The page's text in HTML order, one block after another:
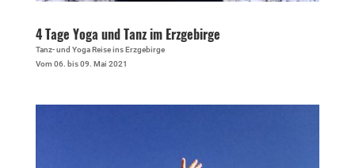
4 Tage Yoga und Tanz im Erzgebirge
Tanz- und Yoga Reise ins Erzgebirge
Vom 06. bis 09. Mai 2021